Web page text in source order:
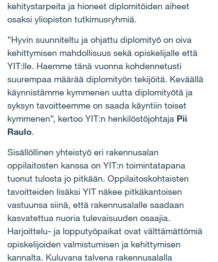
kehitystarpeita ja hioneet diplomitöiden aiheet
osaksi yliopiston tutkimusryhmiä.
”Hyvin suunniteltu ja ohjattu diplomityö on oiva
kehittymisen mahdollisuus sekä opiskelijalle että
YIT:lle. Haemme tänä vuonna kohdennetusti
suurempaa määrää diplomityön tekijöitä. Keväällä
käynnistämme kymmenen uutta diplomityötä ja
syksyn tavoitteemme on saada käyntiin toiset
kymmenen”, kertoo YIT:n henkilöstöjohtaja Pii
Raulo.
Sisällöllinen yhteistyö eri rakennusalan
oppilaitosten kanssa on YIT:n toimintatapana
tuonut tulosta jo pitkään. Oppilaitoskohtaisten
tavoitteiden lisäksi YIT näkee pitkäkantoisen
vastuunsa siinä, että rakennusalalle saadaan
kasvatettua nuoria tulevaisuuden osaajia.
Harjoittelu- ja lopputyöpaikat ovat välttämättömiä
opiskelijoiden valmistumisen ja kehittymisen
kannalta. Kuluvana talvena rakennusalalla